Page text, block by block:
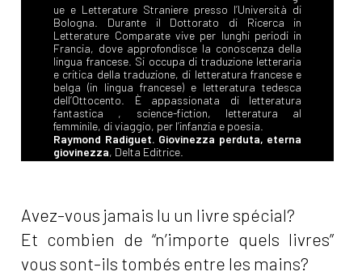
ue e Letterature Straniere presso l’Università di
Bologna. Durante il Dottorato di Ricerca in
Letterature Comparate vive per lunghi periodi in
Francia, dove approfondisce la conoscenza della
lingua francese. Si occupa di traduzione letteraria
e critica della traduzione, di letteratura francese e
belga (in lingua francese) e letteratura tedesca
dell’Ottocento. È appassionata di letteratura
fantastica , science-fiction, letteratura al
femminile, di viaggio, per l’infanzia e poesia.
Raymond Radiguet. Giovinezza perduta, eterna
giovinezza, Delta Editrice.
Avez-vous jamais lu un livre spécial?
Et combien de “n’importe quels livres”
vous sont-ils tombés entre les mains?